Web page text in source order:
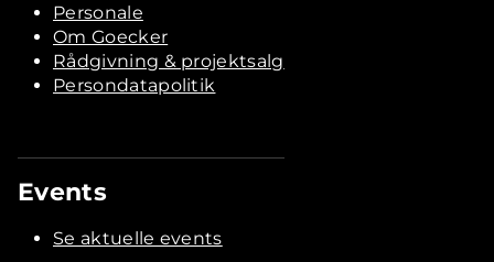
Personale
Om Goecker
Rådgivning & projektsalg
Persondatapolitik
Events
Se aktuelle events